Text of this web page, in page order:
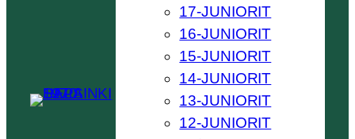
17-JUNIORIT
16-JUNIORIT
15-JUNIORIT
14-JUNIORIT
13-JUNIORIT
12-JUNIORIT